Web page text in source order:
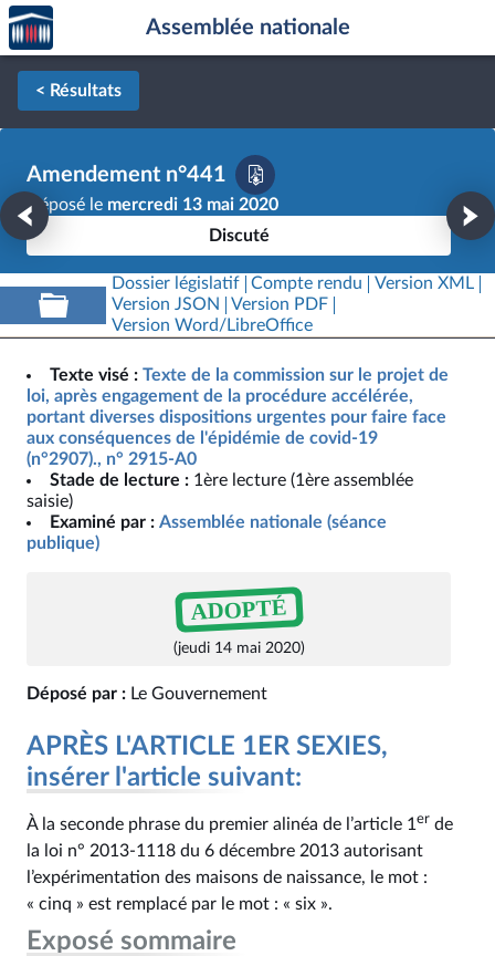
Aller au contenu
Aller en bas de la page
Accèder
à la
page
d'accueil
Assemblée nationale
< Résultats
Amendement n°441
Déposé le mercredi 13 mai 2020
Discuté
Dossier législatif Compte rendu
Version XML
Version JSON
Version PDF
Version Word/LibreOffice
Texte visé : Texte de la commission sur le projet de
loi, après engagement de la procédure accélérée,
portant diverses dispositions urgentes pour faire face
aux conséquences de l'épidémie de covid-19
(n°2907)., n° 2915-A0
Stade de lecture : 1ère lecture (1ère assemblée
saisie)
Examiné par : Assemblée nationale (séance
publique)
ADOPTÉ
(jeudi 14 mai 2020)
Déposé par : Le Gouvernement
APRÈS L'ARTICLE 1ER SEXIES,
insérer l'article suivant:
À la seconde phrase du premier alinéa de l’article 1 er de
la loi n° 2013-1118 du 6 décembre 2013 autorisant
l’expérimentation des maisons de naissance, le mot :
« cinq » est remplacé par le mot : « six ».
Exposé sommaire